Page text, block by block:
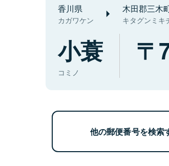
香川県
カガワケン
木田郡三木
キタグンミキ
小蓑
コミノ
他の郵便番号を検索